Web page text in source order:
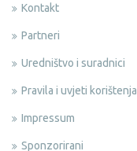
Kontakt
Partneri
Uredništvo i suradnici
Pravila i uvjeti korištenja
Impressum
Sponzorirani